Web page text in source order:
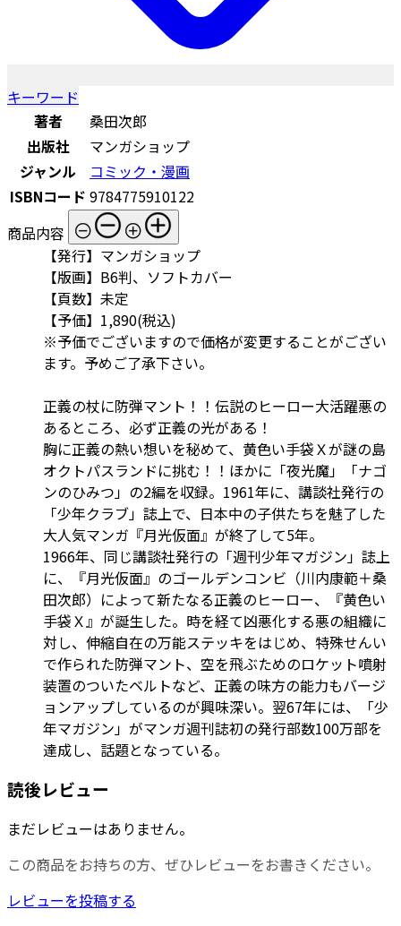
キーワード
著者
桑田次郎
出版社
マンガショップ
ジャンル
コミック・漫画
ISBNコード 9784775910122
商品内容
【発行】マンガショップ
【版画】B6判、ソフトカバー
【頁数】未定
【予価】1,890(税込)
※予価でございますので価格が変更することがござい
ます。予めご了承下さい。
正義の杖に防弾マント！！伝説のヒーロー大活躍悪の
あるところ、必ず正義の光がある！
胸に正義の熱い想いを秘めて、黄色い手袋Ｘが謎の島
オクトパスランドに挑む！！ほかに「夜光魔」「ナゴ
ンのひみつ」の2編を収録。1961年に、講談社発行の
「少年クラブ」誌上で、日本中の子供たちを魅了した
大人気マンガ『月光仮面』が終了して5年――。
1966年、同じ講談社発行の「週刊少年マガジン」誌上
に、『月光仮面』のゴールデンコンビ（川内康範＋桑
田次郎）によって新たなる正義のヒーロー、『黄色い
手袋Ｘ』が誕生した。時を経て凶悪化する悪の組織に
対し、伸縮自在の万能ステッキをはじめ、特殊せんい
で作られた防弾マント、空を飛ぶためのロケット噴射
装置のついたベルトなど、正義の味方の能力もバージ
ョンアップしているのが興味深い。翌67年には、「少
年マガジン」がマンガ週刊誌初の発行部数100万部を
達成し、話題となっている。
読後レビュー
まだレビューはありません。
この商品をお持ちの方、ぜひレビューをお書きください。
レビューを投稿する